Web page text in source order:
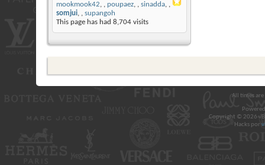
mookmook42, poupaez, sinadda,
somjui,
supangoh
This page has had 8,704visits
All times
Copyright © 2026
Hacks por